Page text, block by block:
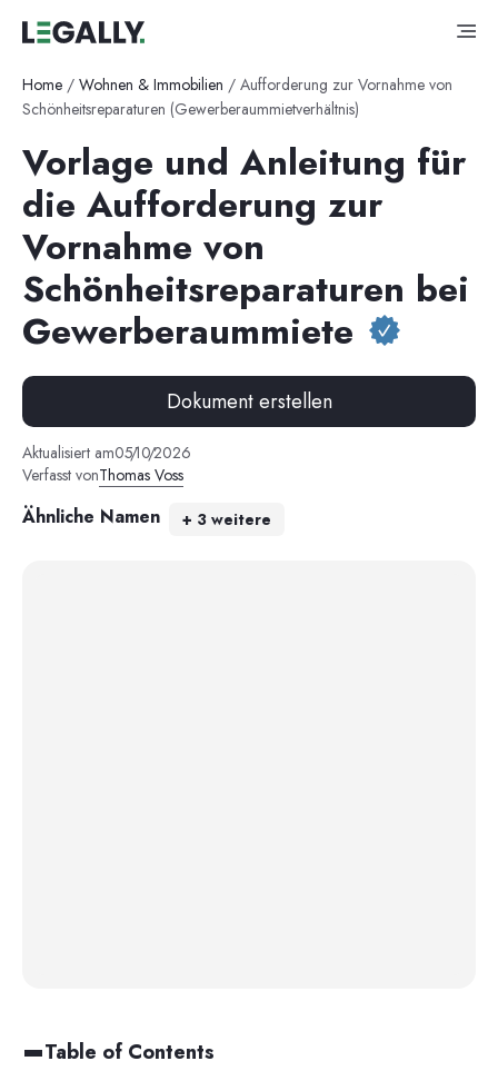
Home / Wohnen & Immobilien / Aufforderung zur Vornahme von
Schönheitsreparaturen (Gewerberaummietverhältnis)
Vorlage und Anleitung für
die Aufforderung zur
Vornahme von
Schönheitsreparaturen bei
Gewerberaummiete
Dokument erstellen
Aktualisiert am05/10/2026
Verfasst vonThomas Voss
Ähnliche Namen + 3 weitere
Table of Contents